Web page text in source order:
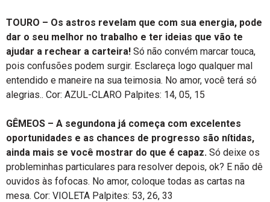
TOURO – Os astros revelam que com sua energia, pode
dar o seu melhor no trabalho e ter ideias que vão te
ajudar a rechear a carteira! Só não convém marcar touca,
pois confusões podem surgir. Esclareça logo qualquer mal
entendido e maneire na sua teimosia. No amor, você terá só
alegrias.. Cor: AZUL-CLARO Palpites: 14, 05, 15
GÊMEOS – A segundona já começa com excelentes
oportunidades e as chances de progresso são nítidas,
ainda mais se você mostrar do que é capaz. Só deixe os
probleminhas particulares para resolver depois, ok? E não dê
ouvidos às fofocas. No amor, coloque todas as cartas na
mesa. Cor: VIOLETA Palpites: 53, 26, 33